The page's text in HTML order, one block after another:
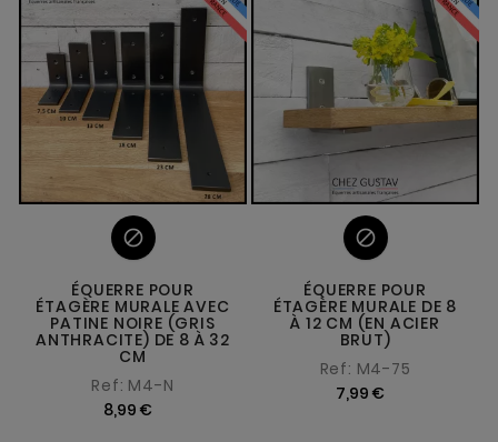

ÉQUERRE POUR
ÉTAGÈRE MURALE AVEC
PATINE NOIRE (GRIS
ANTHRACITE) DE 8 À 32
CM
Ref: M4-N
8,99 €

ÉQUERRE POUR
ÉTAGÈRE MURALE DE 8
À 12 CM (EN ACIER
BRUT)
Ref: M4-75
7,99 €